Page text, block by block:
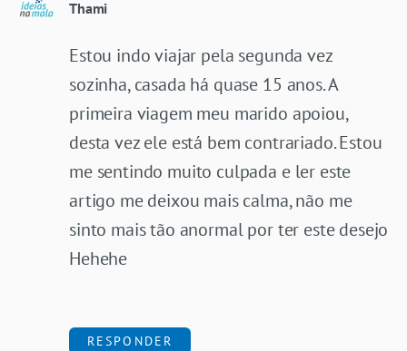
Thami
Estou indo viajar pela segunda vez
sozinha, casada há quase 15 anos. A
primeira viagem meu marido apoiou,
desta vez ele está bem contrariado. Estou
me sentindo muito culpada e ler este
artigo me deixou mais calma, não me
sinto mais tão anormal por ter este desejo
Hehehe
RESPONDER